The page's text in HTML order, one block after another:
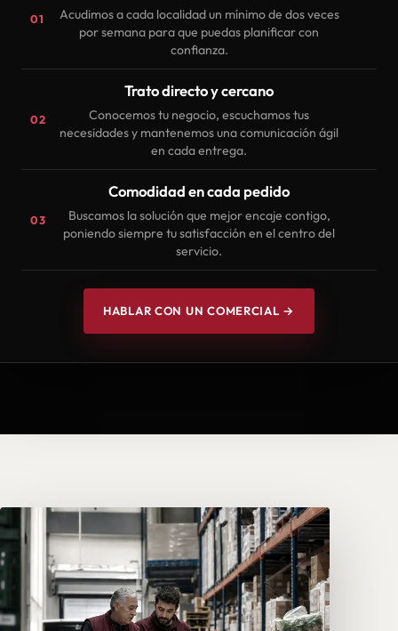
01
Acudimos a cada localidad un mínimo de dos veces
por semana para que puedas planificar con
confianza.
02
Trato directo y cercano
Conocemos tu negocio, escuchamos tus
necesidades y mantenemos una comunicación ágil
en cada entrega.
03
Comodidad en cada pedido
Buscamos la solución que mejor encaje contigo,
poniendo siempre tu satisfacción en el centro del
servicio.
HABLAR CON UN COMERCIAL →